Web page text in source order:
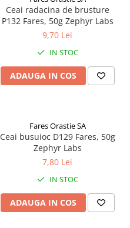
Ceai radacina de brusture
P132 Fares, 50g Zephyr Labs
9,70 Lei
IN STOC
ADAUGA IN COS
Fares Orastie SA
Ceai busuioc D129 Fares, 50g
Zephyr Labs
7,80 Lei
IN STOC
ADAUGA IN COS